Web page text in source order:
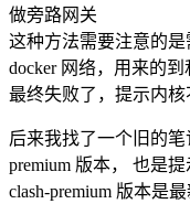
做旁路网关
这种方法需要注意的是
docker 网络，用来的
最终失败了，提示内
后来我找了一个旧的
premium 版本， 也是
clash-premium 版本是